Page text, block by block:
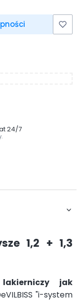
24/7
1,2 + 1,3
jak
"i-system